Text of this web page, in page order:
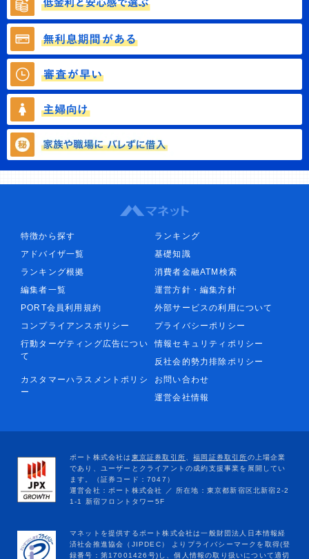
特徴から探す
ランキング
アドバイザ一覧
基礎知識
ランキング根拠
消費者金融ATM検索
編集者一覧
運営方針・編集方針
PORT会員利用規約
外部サービスの利用について
コンプライアンスポリシー
プライバシーポリシー
行動ターゲティング広告につい
て
情報セキュリティポリシー
反社会的勢力排除ポリシー
カスタマーハラスメントポリシ
ー
お問い合わせ
運営会社情報